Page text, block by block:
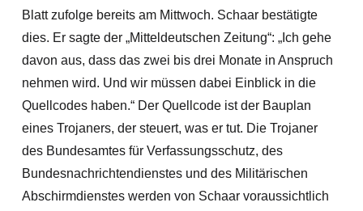
Blatt zufolge bereits am Mittwoch. Schaar bestätigte
dies. Er sagte der „Mitteldeutschen Zeitung“: „Ich gehe
davon aus, dass das zwei bis drei Monate in Anspruch
nehmen wird. Und wir müssen dabei Einblick in die
Quellcodes haben.“ Der Quellcode ist der Bauplan
eines Trojaners, der steuert, was er tut. Die Trojaner
des Bundesamtes für Verfassungsschutz, des
Bundesnachrichtendienstes und des Militärischen
Abschirmdienstes werden von Schaar voraussichtlich